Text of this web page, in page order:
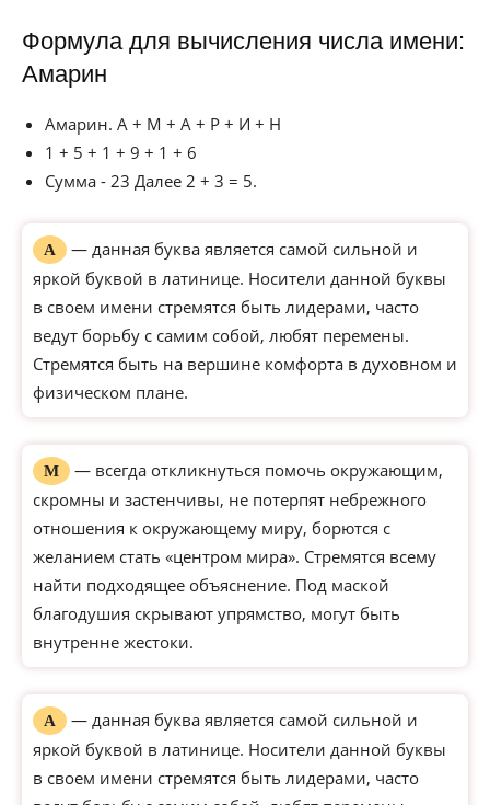
Формула для вычисления числа имени:
Амарин
Амарин. А + М + А + Р + И + Н
1 + 5 + 1 + 9 + 1 + 6
Сумма - 23 Далее 2 + 3 = 5.
А
— данная буква является самой сильной и
яркой буквой в латинице. Носители данной буквы
в своем имени стремятся быть лидерами, часто
ведут борьбу с самим собой, любят перемены.
Стремятся быть на вершине комфорта в духовном и
физическом плане.
М
— всегда откликнуться помочь окружающим,
скромны и застенчивы, не потерпят небрежного
отношения к окружающему миру, борются с
желанием стать «центром мира». Стремятся всему
найти подходящее объяснение. Под маской
благодушия скрывают упрямство, могут быть
внутренне жестоки.
А
— данная буква является самой сильной и
яркой буквой в латинице. Носители данной буквы
в своем имени стремятся быть лидерами, часто